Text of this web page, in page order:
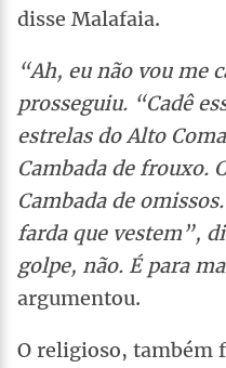
disse Malafaia.
“Ah, eu não vou me
prosseguiu. “Cadê
estrelas do Alto
Cambada de frouxo.
Cambada de
farda que vestem”,
golpe, não. É para
argumentou.
O religioso, também